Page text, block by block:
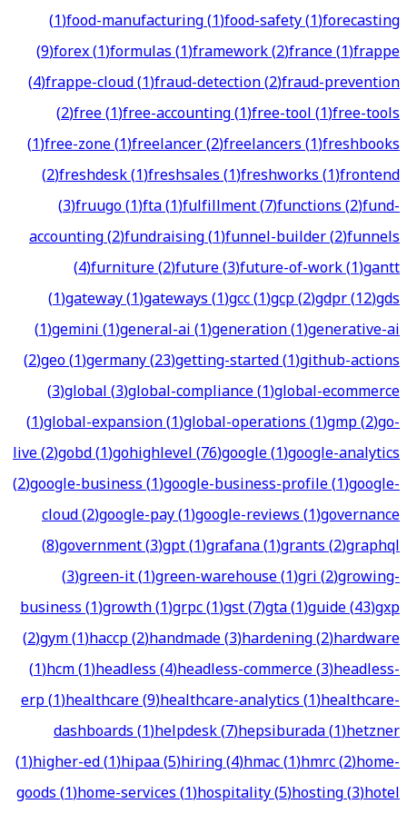
(1)food-manufacturing(1)food-safety(1)forecasting
(9)forex(1)formulas(1)framework(2)france(1)frappe
(4)frappe-cloud(1)fraud-detection(2)fraud-prevention
(2)free(1)free-accounting(1)free-tool(1)free-tools
(1)free-zone(1)freelancer(2)freelancers(1)freshbooks
(2)freshdesk(1)freshsales(1)freshworks(1)frontend
(3)fruugo(1)fta(1)fulfillment(7)functions(2)fund-
accounting(2)fundraising(1)funnel-builder(2)funnels
(4)furniture(2)future(3)future-of-work(1)gantt
(1)gateway(1)gateways(1)gcc(1)gcp(2)gdpr(12)gds
(1)gemini(1)general-ai(1)generation(1)generative-ai
(2)geo(1)germany(23)getting-started(1)github-actions
(3)global(3)global-compliance(1)global-ecommerce
(1)global-expansion(1)global-operations(1)gmp(2)go-
live(2)gobd(1)gohighlevel(76)google(1)google-analytics
(2)google-business(1)google-business-profile(1)google-
cloud(2)google-pay(1)google-reviews(1)governance
(8)government(3)gpt(1)grafana(1)grants(2)graphql
(3)green-it(1)green-warehouse(1)gri(2)growing-
business(1)growth(1)grpc(1)gst(7)gta(1)guide(43)gxp
(2)gym(1)haccp(2)handmade(3)hardening(2)hardware
(1)hcm(1)headless(4)headless-commerce(3)headless-
erp(1)healthcare(9)healthcare-analytics(1)healthcare-
dashboards(1)helpdesk(7)hepsiburada(1)hetzner
(1)higher-ed(1)hipaa(5)hiring(4)hmac(1)hmrc(2)home-
goods(1)home-services(1)hospitality(5)hosting(3)hotel